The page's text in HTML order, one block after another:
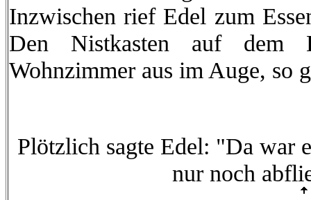
Inzwischen rief Edel zum
Den Nistkasten auf dem
Wohnzimmer aus im Auge, so
Plötzlich sagte Edel: "Da war
nur noch